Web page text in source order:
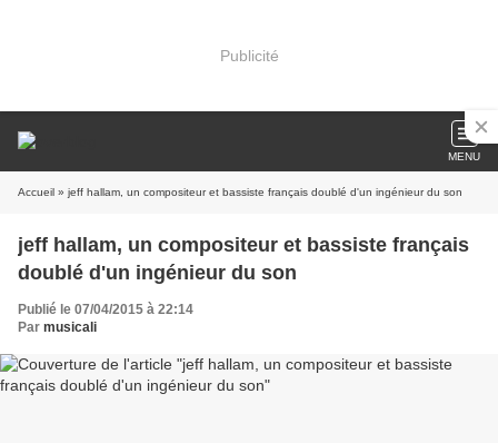
Publicité
MENU
Accueil » jeff hallam, un compositeur et bassiste français doublé d'un ingénieur du son
jeff hallam, un compositeur et bassiste français
doublé d'un ingénieur du son
Publié le 07/04/2015 à 22:14
Par musicali